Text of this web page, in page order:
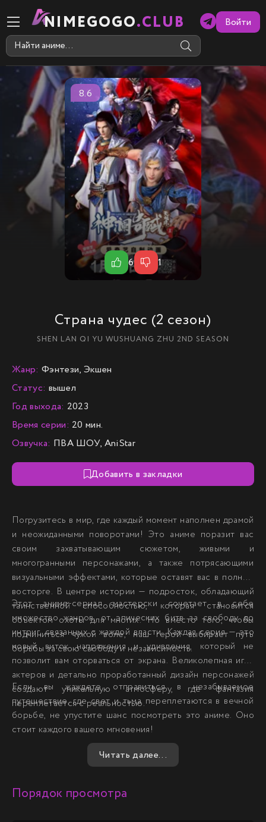
NIMEGOGO.CLUB Войти
Страна чудес (2 сезон)
SHEN LAN QI YU WUSHUANG ZHU 2ND SEASON
8.6
6 1
Жанр: Фэнтези, Экшен
Статус: вышел
Год выхода: 2023
Время серии: 20 мин.
Озвучка: ПВА ШОУ, AniStar
Добавить в закладки
Погрузитесь в мир, где каждый момент наполнен драмой
и неожиданными поворотами! Это аниме поразит вас
своим захватывающим сюжетом, живыми и
многогранными персонажами, а также потрясающими
визуальными эффектами, которые оставят вас в полном
восторге. В центре истории — подросток, обладающий
таинственной способностью, которая становится
объектом охоты для многих. Но вместо того, чтобы
подчиниться чужой воле, наш герой выбирает путь
борьбы за свою свободу и независимость.
Этот аниме-сериал мастерски сочетает в себе
множество жанров, от эпических битв за свободу до
интриг, связанных с жаждой власти. Каждая серия — это
новый виток напряжения и удивления, который не
позволит вам оторваться от экрана. Великолепная игра
актеров и детально проработанный дизайн персонажей
создают уникальную атмосферу, где фантазия
переплетается с реальностью.
Если вы жаждете отправиться в незабываемое
путешествие, где свет и тьма переплетаются в вечной
борьбе, не упустите шанс посмотреть это аниме. Оно
стоит каждого вашего мгновения!
Читать далее...
Порядок просмотра